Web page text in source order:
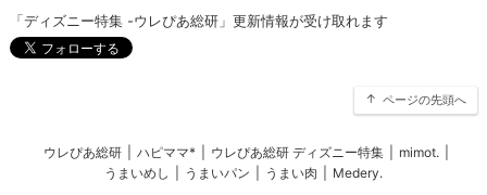
「ディズニー特集 -ウレぴあ総研」更新情報が受け取れます
ページの先頭へ
ウレぴあ総研 ハピママ* ウレぴあ総研 ディズニー特集 mimot.
うまいめし
うまいパン うまい肉 Medery.